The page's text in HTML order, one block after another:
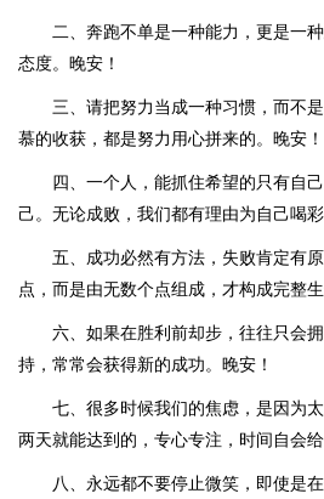
二、奔跑不单是一种能力，更是一
态度。晚安！
三、请把努力当成一种习惯，而不
慕的收获，都是努力用心拼来的。晚安！
四、一个人，能抓住希望的只有自
己。无论成败，我们都有理由为自己喝彩
五、成功必然有方法，失败肯定有
点，而是由无数个点组成，才构成完整
六、如果在胜利前却步，往往只会
持，常常会获得新的成功。晚安！
七、很多时候我们的焦虑，是因为
两天就能达到的，专心专注，时间自会
八、永远都不要停止微笑，即使是